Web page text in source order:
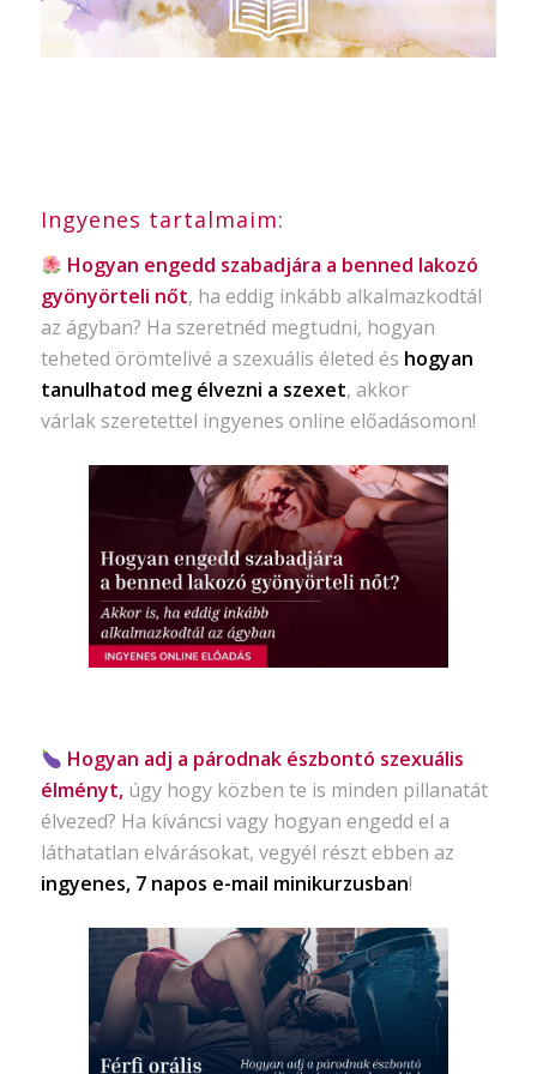
Ingyenes tartalmaim:
Hogyan engedd szabadjára a benned lakozó
gyönyörteli nőt, ha eddig inkább alkalmazkodtál
az ágyban? Ha szeretnéd megtudni, hogyan
teheted örömtelivé a szexuális életed és hogyan
tanulhatod meg élvezni a szexet, akkor
várlak szeretettel ingyenes online előadásomon!
Hogyan adj a párodnak észbontó szexuális
élményt, úgy hogy közben te is minden pillanatát
élvezed? Ha kíváncsi vagy hogyan engedd el a
láthatatlan elvárásokat, vegyél részt ebben az
ingyenes, 7 napos e-mail minikurzusban!